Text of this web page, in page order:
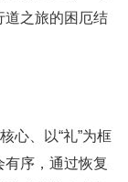
道之旅的困厄结
心、以“礼”为框
序，通过恢复